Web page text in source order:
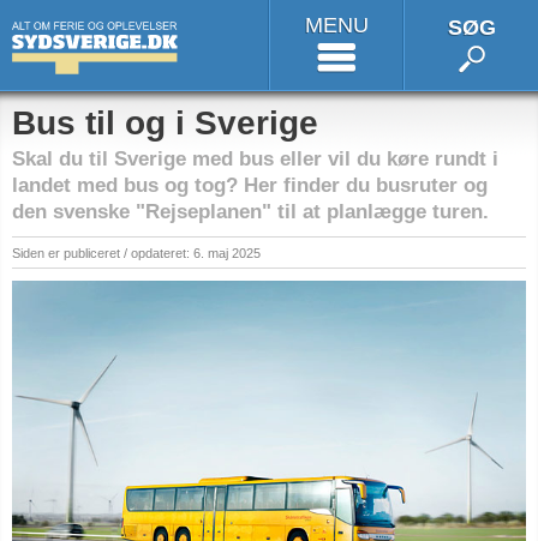
MENU SØG
Bus til og i Sverige
Skal du til Sverige med bus eller vil du køre rundt i
landet med bus og tog? Her finder du busruter og
den svenske "Rejseplanen" til at planlægge turen.
Siden er publiceret / opdateret: 6. maj 2025